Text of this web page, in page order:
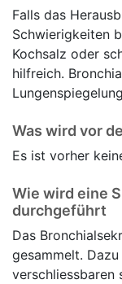
Falls das
Schwierigkeiten
Kochsalz oder
hilfreich.
Was wird vor
Es ist vorher
Wie wird eine
durchgeführt
Das
gesammelt.
verschliessbaren